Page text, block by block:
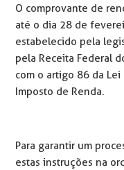
O comprovante de
até o dia 28 de
estabelecido pela
pela Receita Federal
com o artigo 86 da
Imposto de Renda.
Para garantir um
estas instruções na